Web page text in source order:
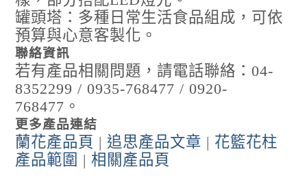
罐頭塔：多種日常生活食品組成，可依
預算與心意客製化。
聯絡資訊
若有產品相關問題，請電話聯絡：04-
8352299 / 0935-768477 / 0920-
768477。
更多產品連結
蘭花產品頁 | 追思產品文章 | 花籃花柱
產品範圍 |相關產品頁